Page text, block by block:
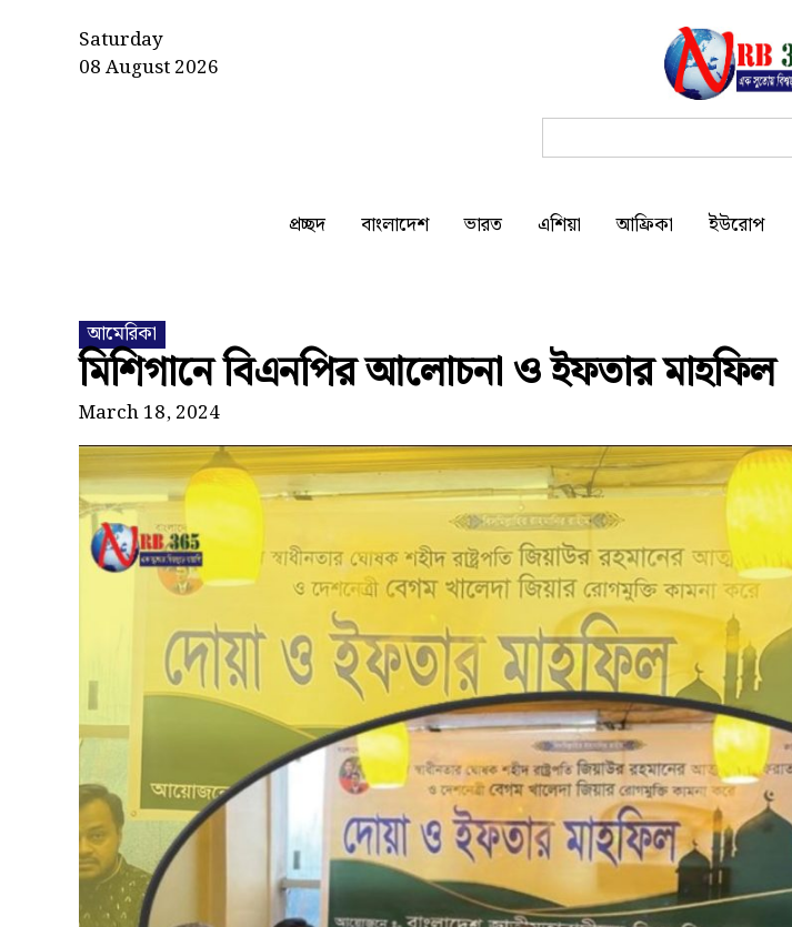
Saturday
08 August 2026
প্রচ্ছদ বাংলাদেশ ভারত এশিয়া আফ্রিকা ইউরোপ
আমেরিকা
মিশিগানে বিএনপির আলোচনা ও ইফতার মাহফিল
March 18, 2024